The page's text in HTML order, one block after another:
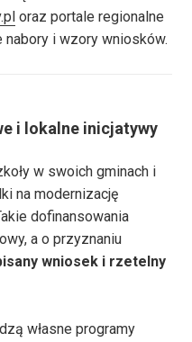
oraz portale regionalne
nabory i wzory wniosków.
i lokalne inicjatywy
w swoich gminach i
na modernizację
dofinansowania
a o przyznaniu
wniosek i rzetelny
własne programy